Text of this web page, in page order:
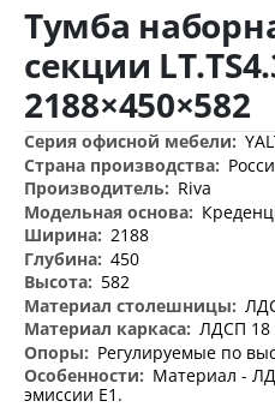
началу
галереи
изображений
Тумба
секции
2188×450×582
Дополнительная
информация
Riva
2188
450
582
ЛДСП
Регулируемые по
Материал -
эмиссии Е1.